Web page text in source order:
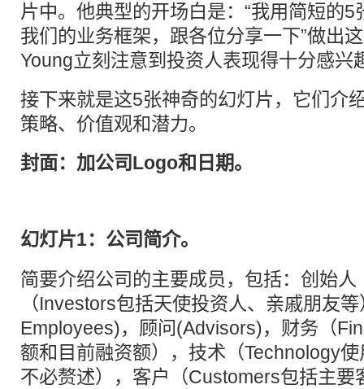
片中。他典型的开场白是：“我用简短的
我们的业务框架，跟各位分享一下”做出
Young立刻注意到投资人表现得十分感兴
接下来就是这5张神奇的幻灯片，它们介
策略、价值观和潜力。
封面：加公司Logo和日期。
幻灯片1：公司简介。
简要介绍公司的主要成员，包括：创始
（Investors包括天使投资人、亲戚朋友
Employees)，顾问(Advisors)，财务（
额和目前融资额），技术（Technology
不必赘述），客户（Customers包括主要